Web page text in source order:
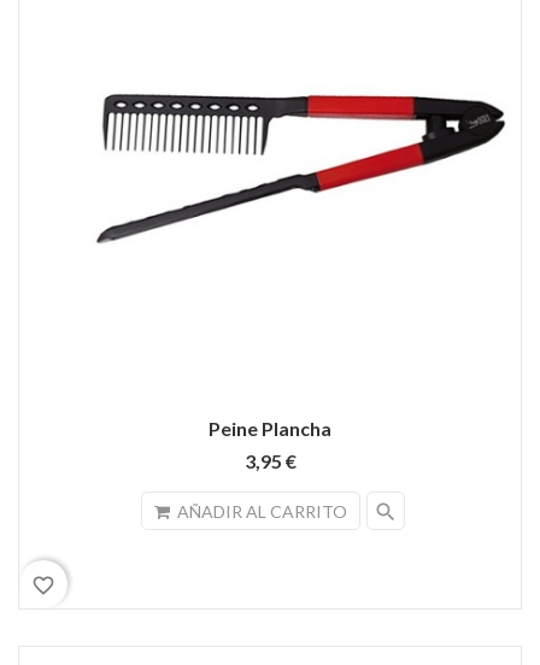
Peine Plancha
3,95 €
AÑADIR AL CARRITO search
favorite_border